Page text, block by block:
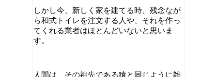
しかし今、新しく家を建てる時、残念なが
ら和式トイレを注文する人や、それを作っ
てくれる業者はほとんどいないと思いま
す。
人間は、その祖先である猿と同じように雑